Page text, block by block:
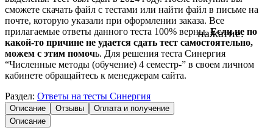
нажатие.
сможете скачать файл с тестами или найти файл в письме на
почте, которую указали при оформлении заказа. Все
прилагаемые ответы данного теста 100% верны.Если не по
какой-то причине не удается сдать тест самостоятельно,
можем с этим помочь. Для решения теста Синергия
“Численные методы (обучение) 4 семестр-” в своем личном
кабинете обращайтесь к менеджерам сайта.
Раздел: Ответы на тесты Синергия
Описание Отзывы
Оплата и получение
Описание